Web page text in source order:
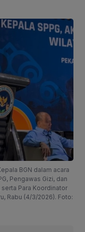
BGN dalam acara
Pengawas Gizi, dan
Para Koordinator
Rabu (4/3/2026). Foto: